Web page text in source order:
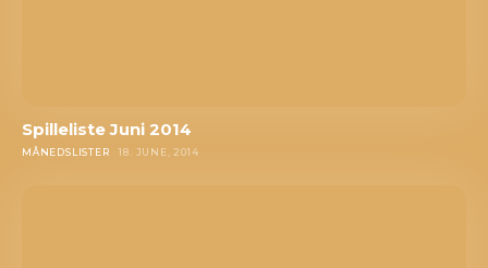
Spilleliste Juni 2014
MÅNEDSLISTER 18. JUNE, 2014